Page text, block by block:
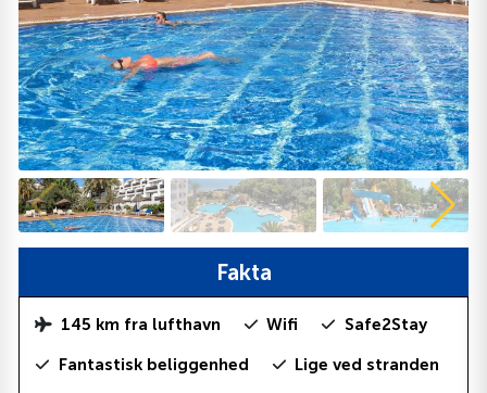
Fakta
145 km fra lufthavn Wifi Safe2Stay
Fantastisk beliggenhed Lige ved stranden